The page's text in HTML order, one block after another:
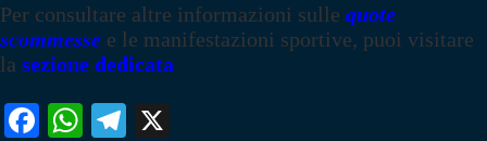
Per consultare altre informazioni sulle quote
scommesse e le manifestazioni sportive, puoi visitare
la sezione dedicata
Fa W
Te